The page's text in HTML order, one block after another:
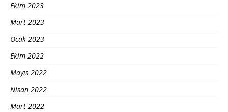
Ekim 2023
Mart 2023
Ocak 2023
Ekim 2022
Mayıs 2022
Nisan 2022
Mart 2022